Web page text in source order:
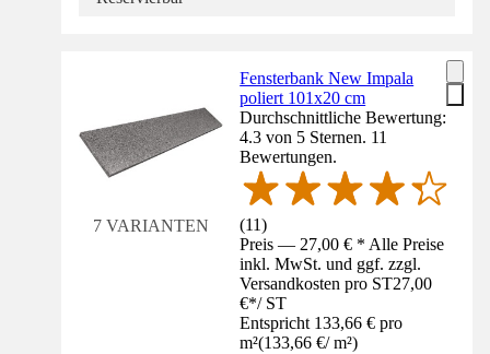
7 VARIANTEN
Fensterbank New Impala
poliert 101x20 cm
Durchschnittliche Bewertung:
4.3 von 5 Sternen. 11
Bewertungen.
(11)
Preis — 27,00 € * Alle Preise
inkl. MwSt. und ggf. zzgl.
Versandkosten pro ST27,00
€*/ ST
Entspricht 133,66 € pro
m²(133,66 €/ m²)